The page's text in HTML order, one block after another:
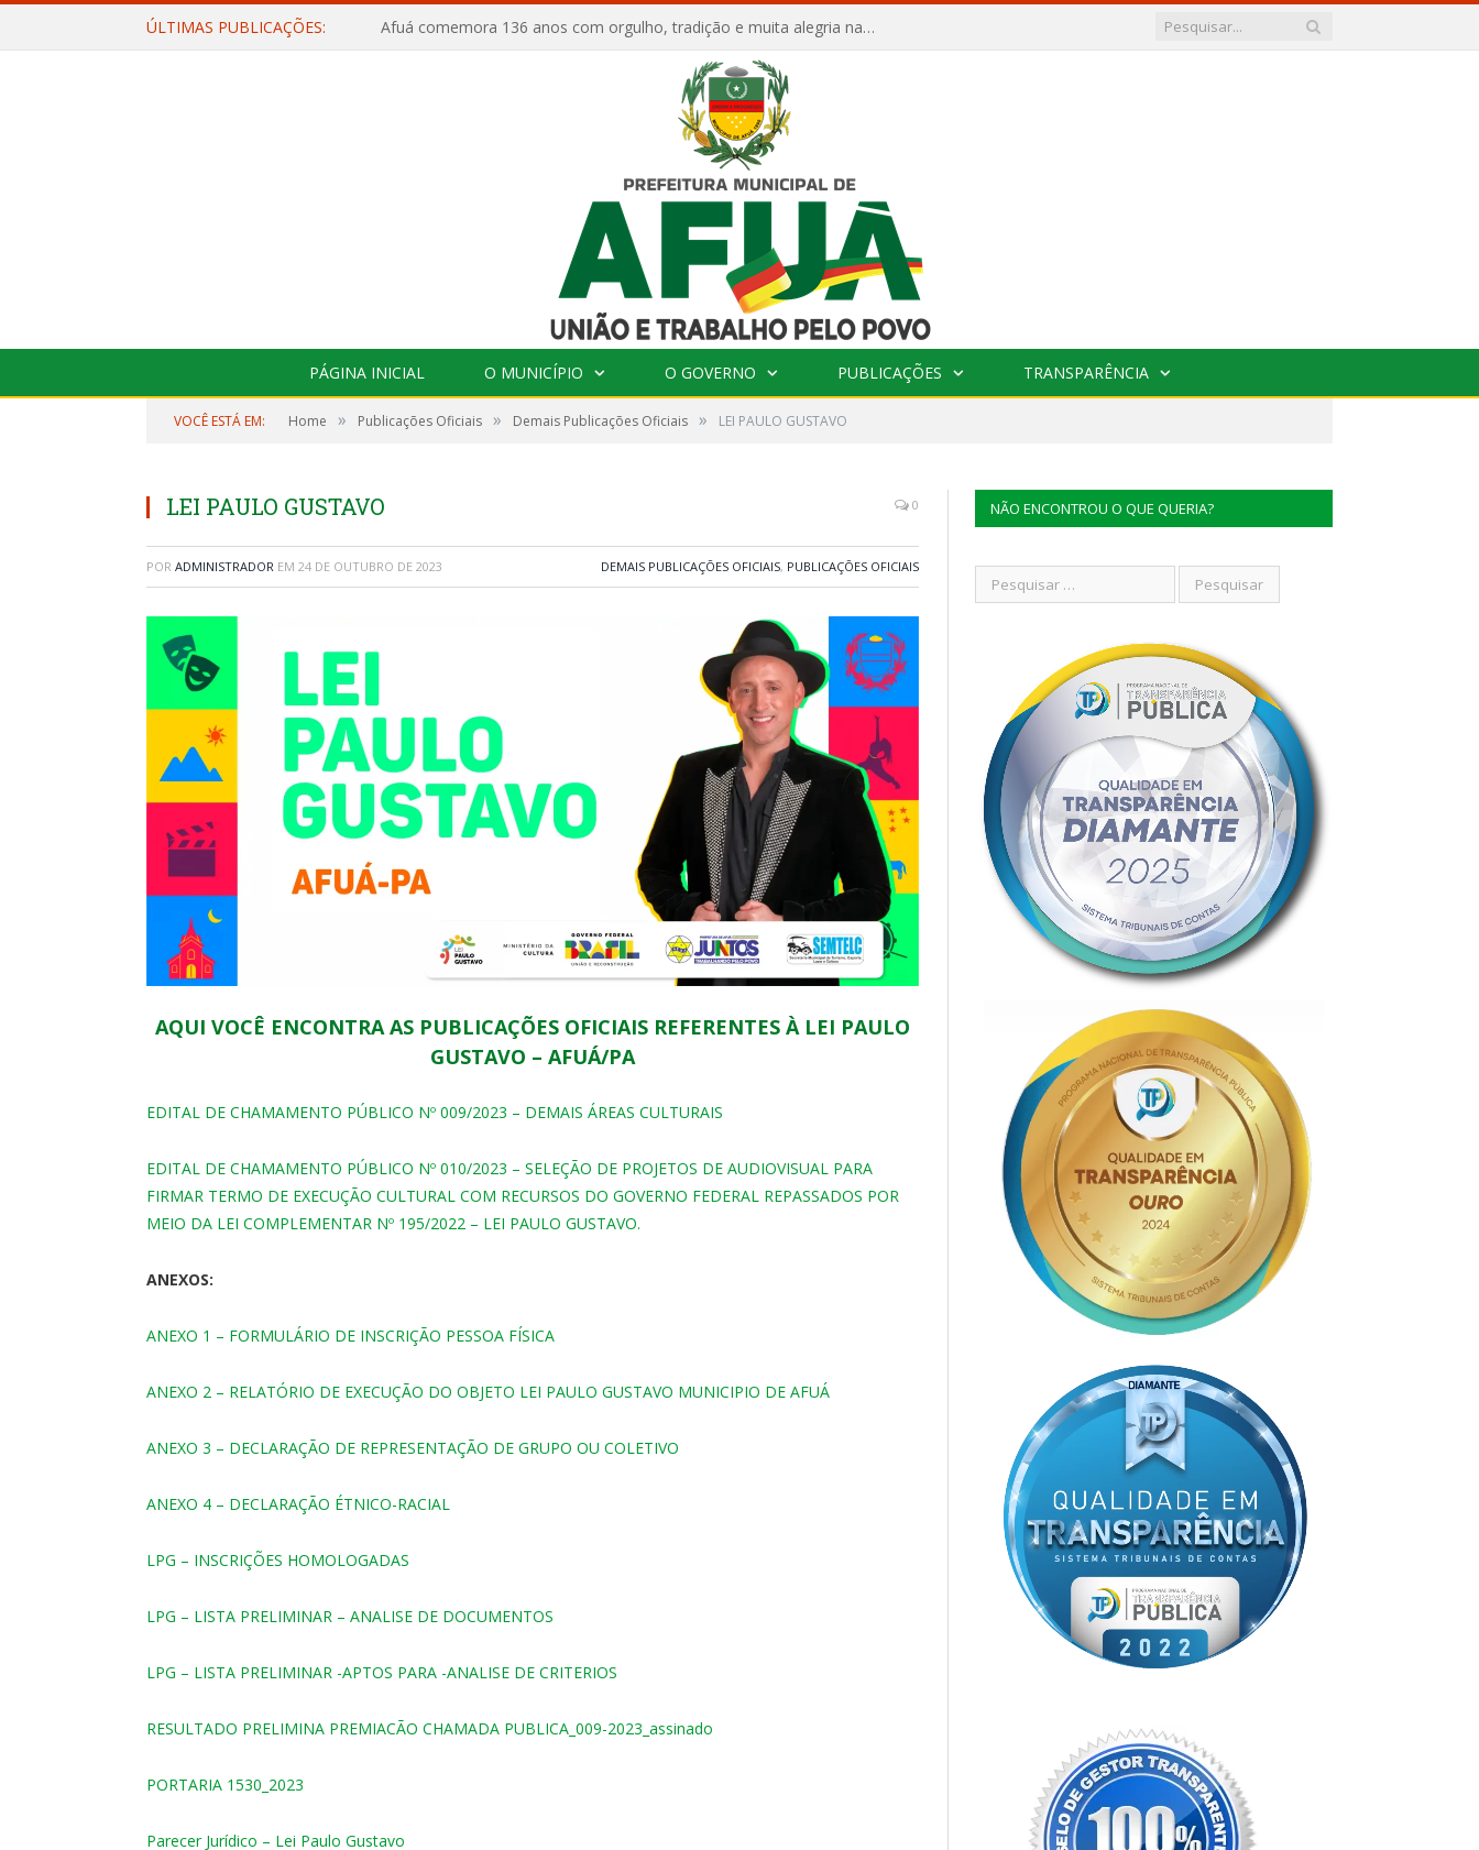
ÚLTIMAS PUBLICAÇÕES: Afuá comemora 136 anos com orgulho, tradição e muita alegria na Quadra Dr. Nelson Salomão
PÁGINA INICIAL O MUNICÍPIO O GOVERNO PUBLICAÇÕES TRANSPARÊNCIA
VOCÊ ESTÁ EM: Home » Publicações Oficiais » Demais Publicações Oficiais » LEI PAULO GUSTAVO
LEI PAULO GUSTAVO 0
POR ADMINISTRADOR EM 24 DE OUTUBRO DE 2023 DEMAIS PUBLICAÇÕES OFICIAIS, PUBLICAÇÕES OFICIAIS
AQUI VOCÊ ENCONTRA AS PUBLICAÇÕES OFICIAIS REFERENTES À LEI PAULO
GUSTAVO – AFUÁ/PA
EDITAL DE CHAMAMENTO PÚBLICO Nº 009/2023 – DEMAIS ÁREAS CULTURAIS
EDITAL DE CHAMAMENTO PÚBLICO Nº 010/2023 – SELEÇÃO DE PROJETOS DE AUDIOVISUAL PARA
FIRMAR TERMO DE EXECUÇÃO CULTURAL COM RECURSOS DO GOVERNO FEDERAL REPASSADOS POR
MEIO DA LEI COMPLEMENTAR Nº 195/2022 – LEI PAULO GUSTAVO.
ANEXOS:
ANEXO 1 – FORMULÁRIO DE INSCRIÇÃO PESSOA FÍSICA
ANEXO 2 – RELATÓRIO DE EXECUÇÃO DO OBJETO LEI PAULO GUSTAVO MUNICIPIO DE AFUÁ
ANEXO 3 – DECLARAÇÃO DE REPRESENTAÇÃO DE GRUPO OU COLETIVO
ANEXO 4 – DECLARAÇÃO ÉTNICO-RACIAL
LPG – INSCRIÇÕES HOMOLOGADAS
LPG – LISTA PRELIMINAR – ANALISE DE DOCUMENTOS
LPG – LISTA PRELIMINAR -APTOS PARA -ANALISE DE CRITERIOS
RESULTADO PRELIMINA PREMIACÃO CHAMADA PUBLICA_009-2023_assinado
PORTARIA 1530_2023
Parecer Jurídico – Lei Paulo Gustavo
NÃO ENCONTROU O QUE QUERIA?